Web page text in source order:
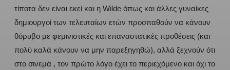
τίποτα δεν είναι εκεί και η Wilde όπως και άλλες γυναίκες
δημιουργοί των τελευταίων ετών προσπαθούν να κάνουν
θόρυβο με φεμινιστικές και επαναστατικές προθέσεις (και
πολύ καλά κάνουν να μην παρεξηγηθώ), αλλά ξεχνούν ότι
στο σινεμά , τον πρώτο λόγο έχει το περιεχόμενο και όχι το